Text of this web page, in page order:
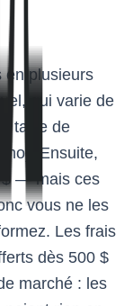
en plusieurs
qui varie de
taille de
Ensuite,
$ — mais ces
vous ne les
Les frais
dès 500 $
marché : les